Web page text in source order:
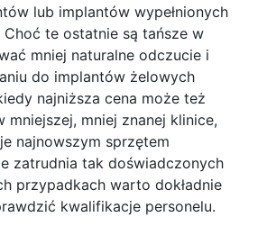
lub implantów wypełnionych
te ostatnie są tańsze w
mniej naturalne odczucie i
do implantów żelowych
najniższa cena może też
mniej znanej klinice,
najnowszym sprzętem
zatrudnia tak doświadczonych
przypadkach warto dokładnie
kwalifikacje personelu.